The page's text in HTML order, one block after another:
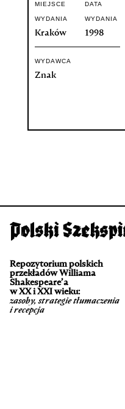
MIEJSCE
WYDANIA
Kraków
DATA
WYDANIA
1998
WYDAWCA
Znak
Repozytorium polskich
przekładów Williama
Shakespeare’a
w XX i XXI wieku:
zasoby, strategie tłumaczenia
i recepcja